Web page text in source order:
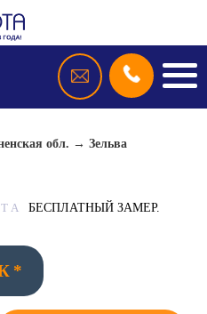
обл. → Зельва
БЕСПЛАТНЫЙ ЗАМЕР.
*